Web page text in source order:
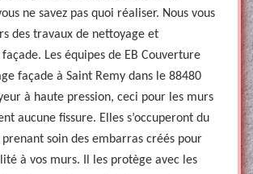
ne savez pas quoi réaliser. Nous vous
des travaux de nettoyage et
Les équipes de EB Couverture
façade à Saint Remy dans le 88480
à haute pression, ceci pour les murs
aucune fissure. Elles s’occuperont du
soin des embarras créés pour
à vos murs. Il les protège avec les